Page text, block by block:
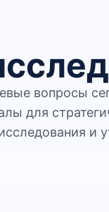
вопросы
для
и